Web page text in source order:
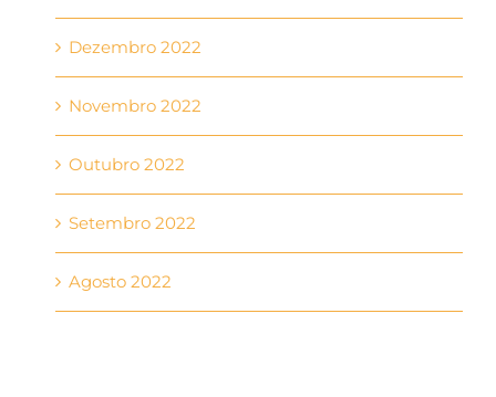
Dezembro 2022
Novembro 2022
Outubro 2022
Setembro 2022
Agosto 2022